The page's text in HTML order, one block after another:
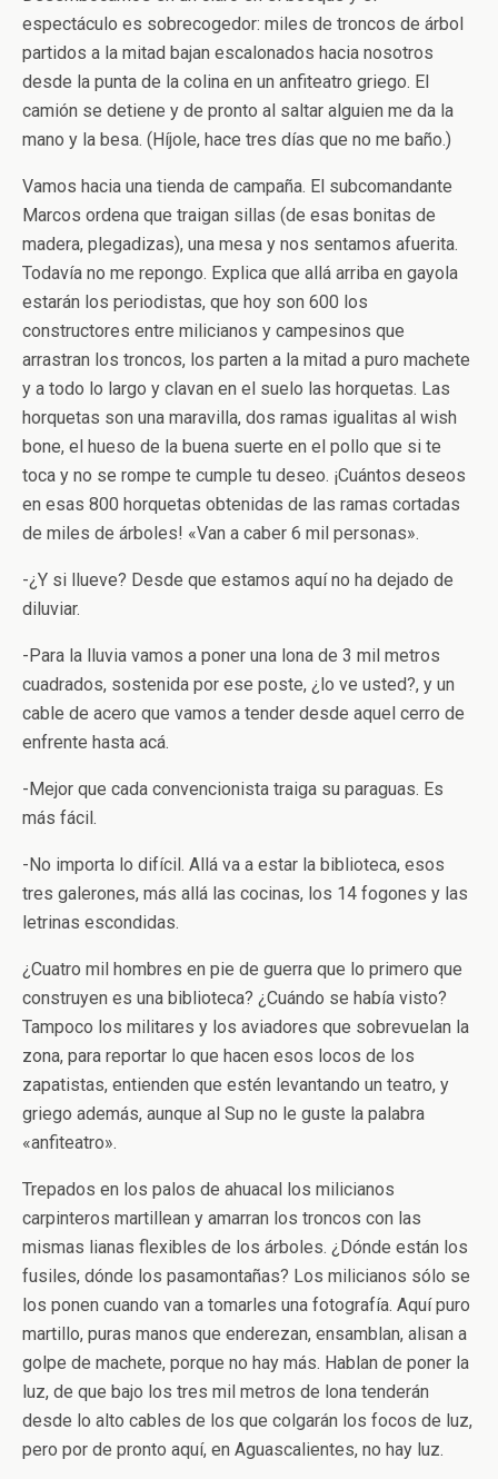
espectáculo es sobrecogedor: miles de troncos de árbol
partidos a la mitad bajan escalonados hacia nosotros
desde la punta de la colina en un anfiteatro griego. El
camión se detiene y de pronto al saltar alguien me da la
mano y la besa. (Híjole, hace tres días que no me baño.)
Vamos hacia una tienda de campaña. El subcomandante
Marcos ordena que traigan sillas (de esas bonitas de
madera, plegadizas), una mesa y nos sentamos afuerita.
Todavía no me repongo. Explica que allá arriba en gayola
estarán los periodistas, que hoy son 600 los
constructores entre milicianos y campesinos que
arrastran los troncos, los parten a la mitad a puro machete
y a todo lo largo y clavan en el suelo las horquetas. Las
horquetas son una maravilla, dos ramas igualitas al wish
bone, el hueso de la buena suerte en el pollo que si te
toca y no se rompe te cumple tu deseo. ¡Cuántos deseos
en esas 800 horquetas obtenidas de las ramas cortadas
de miles de árboles! «Van a caber 6 mil personas».
-¿Y si llueve? Desde que estamos aquí no ha dejado de
diluviar.
-Para la lluvia vamos a poner una lona de 3 mil metros
cuadrados, sostenida por ese poste, ¿lo ve usted?, y un
cable de acero que vamos a tender desde aquel cerro de
enfrente hasta acá.
-Mejor que cada convencionista traiga su paraguas. Es
más fácil.
-No importa lo difícil. Allá va a estar la biblioteca, esos
tres galerones, más allá las cocinas, los 14 fogones y las
letrinas escondidas.
¿Cuatro mil hombres en pie de guerra que lo primero que
construyen es una biblioteca? ¿Cuándo se había visto?
Tampoco los militares y los aviadores que sobrevuelan la
zona, para reportar lo que hacen esos locos de los
zapatistas, entienden que estén levantando un teatro, y
griego además, aunque al Sup no le guste la palabra
«anfiteatro».
Trepados en los palos de ahuacal los milicianos
carpinteros martillean y amarran los troncos con las
mismas lianas flexibles de los árboles. ¿Dónde están los
fusiles, dónde los pasamontañas? Los milicianos sólo se
los ponen cuando van a tomarles una fotografía. Aquí puro
martillo, puras manos que enderezan, ensamblan, alisan a
golpe de machete, porque no hay más. Hablan de poner la
luz, de que bajo los tres mil metros de lona tenderán
desde lo alto cables de los que colgarán los focos de luz,
pero por de pronto aquí, en Aguascalientes, no hay luz.